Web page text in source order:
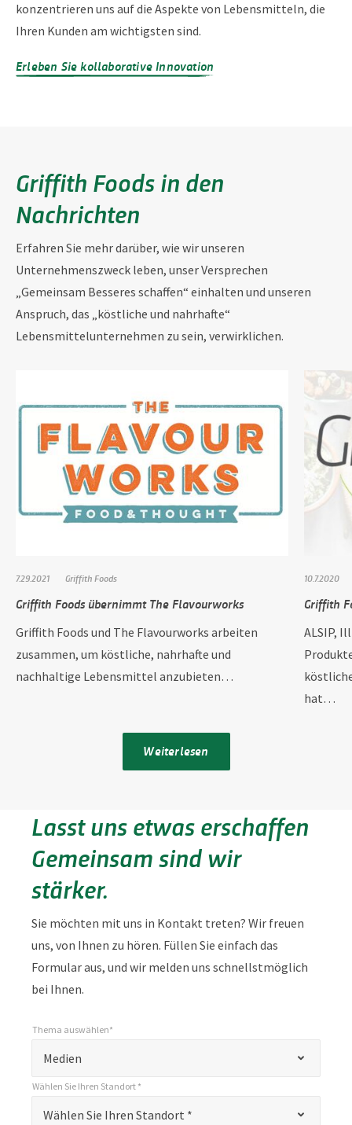
konzentrieren uns auf die Aspekte von Lebensmitteln, die
Ihren Kunden am wichtigsten sind.
Erleben Sie kollaborative Innovation
Griffith Foods in den
Nachrichten
Erfahren Sie mehr darüber, wie wir unseren
Unternehmenszweck leben, unser Versprechen
„Gemeinsam Besseres schaffen“ einhalten und unseren
Anspruch, das „köstliche und nahrhafte“
Lebensmittelunternehmen zu sein, verwirklichen.
7.29.2021 Griffith Foods
Griffith Foods übernimmt The Flavourworks
Griffith Foods und The Flavourworks arbeiten
zusammen, um köstliche, nahrhafte und
nachhaltige Lebensmittel anzubieten…
10.7.2020
Griffith
ALSIP,
hat…
Weiterlesen
Lasst uns etwas erschaffen
Gemeinsam sind wir
stärker.
Sie möchten mit uns in Kontakt treten? Wir freuen
uns, von Ihnen zu hören. Füllen Sie einfach das
Formular aus, und wir melden uns schnellstmöglich
bei Ihnen.
"
kennzeichnet
Medien
Thema auswählen*
Wählen Sie Ihren Standort *
Wählen Sie Ihren Standort *